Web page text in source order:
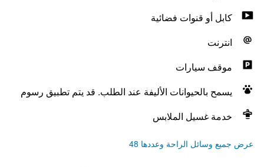
كابل أو قنوات فضائية
انترنت
موقف سيارات
يسمح بالحيوانات الأليفة عند الطلب. قد يتم تطبيق رسوم
خدمة غسيل الملابس
عرض جميع وسائل الراحة وعددها 48